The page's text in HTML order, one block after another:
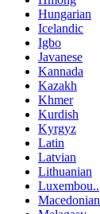
Hungarian
Icelandic
Igbo
Javanese
Kannada
Kazakh
Khmer
Kurdish
Kyrgyz
Latin
Latvian
Lithuanian
Luxembou..
Macedonian